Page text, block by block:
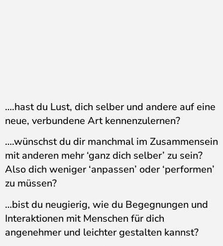
….hast du Lust, dich selber und andere auf eine
neue, verbundene Art kennenzulernen?
….wünschst du dir manchmal im Zusammensein
mit anderen mehr ‘ganz dich selber’ zu sein?
Also dich weniger ‘anpassen’ oder ‘performen’
zu müssen?
…bist du neugierig, wie du Begegnungen und
Interaktionen mit Menschen für dich
angenehmer und leichter gestalten kannst?